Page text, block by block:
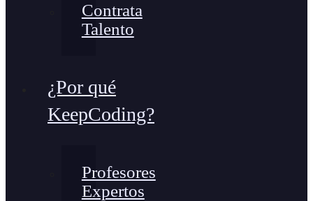
Contrata
Talento
¿Por qué
KeepCoding?
Profesores
Expertos